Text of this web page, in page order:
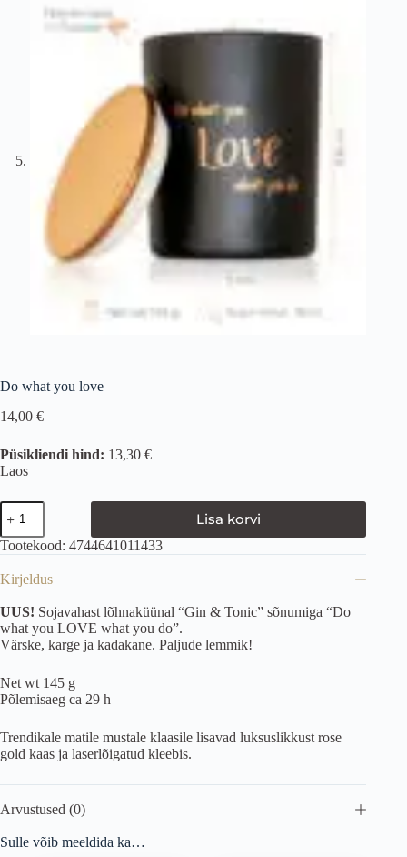
Do what you love
14,00 €
Püsikliendi hind: 13,30 €
Laos
Lisa korvi
Tootekood: 4744641011433
Kirjeldus
UUS! Sojavahast lõhnaküünal “Gin & Tonic” sõnumiga “Do
what you LOVE what you do”.
Värske, karge ja kadakane. Paljude lemmik!
Net wt 145 g
Põlemisaeg ca 29 h
Trendikale matile mustale klaasile lisavad luksuslikkust rose
gold kaas ja laserlõigatud kleebis.
Arvustused (0)
Sulle võib meeldida ka…